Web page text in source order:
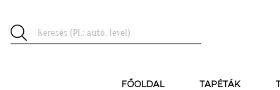
FŐOLDAL TAPÉTÁK